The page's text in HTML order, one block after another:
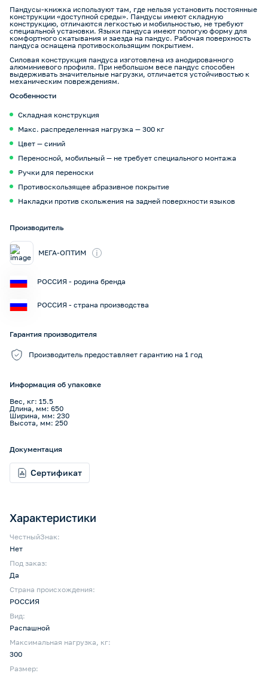
Пандусы-книжка используют там, где нельзя установить постоянные
конструкции «доступной среды». Пандусы имеют складную
конструкцию, отличаются легкостью и мобильностью, не требуют
специальной установки. Языки пандуса имеют пологую форму для
комфортного скатывания и заезда на пандус. Рабочая поверхность
пандуса оснащена противоскользящим покрытием.
Силовая конструкция пандуса изготовлена из анодированного
алюминиевого профиля. При небольшом весе пандус способен
выдерживать значительные нагрузки, отличается устойчивостью к
механическим повреждениям.
Особенности
Складная конструкция
Макс. распределенная нагрузка — 300 кг
Цвет — синий
Переносной, мобильный — не требует специального монтажа
Ручки для переноски
Противоскользящее абразивное покрытие
Накладки против скольжения на задней поверхности языков
Характеристики
ЧестныйЗнак:
Нет
Под заказ:
Да
Страна происхождения:
РОССИЯ
Вид:
Распашной
Максимальная нагрузка, кг:
300
Размер:
Производитель
МЕГА-ОПТИМ i
РОССИЯ - родина бренда
РОССИЯ - страна производства
Гарантия производителя
Производитель предоставляет гарантию на 1 год
Информация об упаковке
Вес, кг: 15.5
Длина, мм: 650
Ширина, мм: 230
Высота, мм: 250
Документация
Сертификат